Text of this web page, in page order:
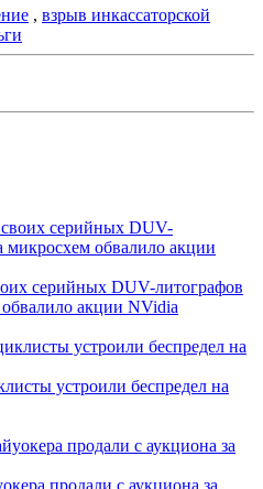
, взрыв инкассаторской
серийных DUV-литографов
акции NVidia
устроили беспредел на
продали с аукциона за